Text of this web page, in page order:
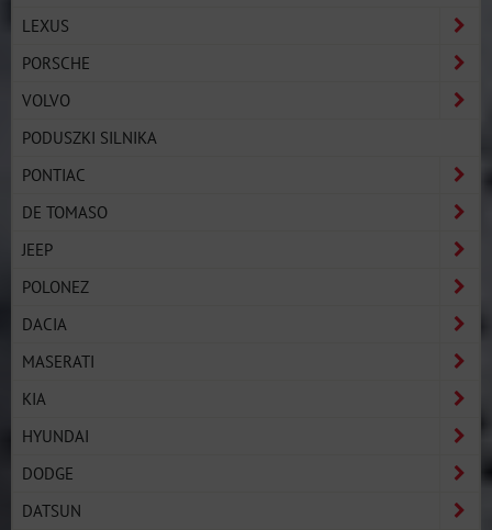
LEXUS
PORSCHE
VOLVO
PODUSZKI SILNIKA
PONTIAC
DE TOMASO
JEEP
POLONEZ
DACIA
MASERATI
KIA
HYUNDAI
DODGE
DATSUN